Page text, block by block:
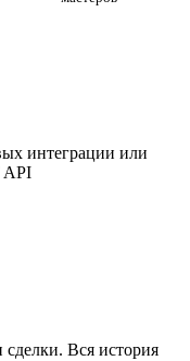
интеграции или
API
Вся история